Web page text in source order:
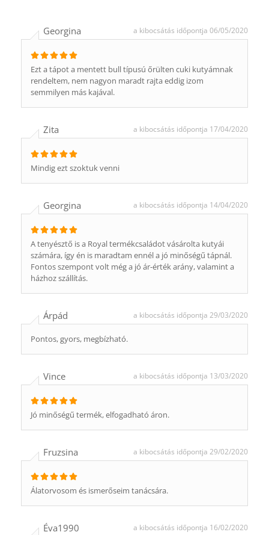
Georgina a kibocsátás időpontja 06/05/2020
Ezt a tápot a mentett bull típusú őrülten cuki kutyámnak
rendeltem, nem nagyon maradt rajta eddig izom
semmilyen más kajával.
Zita a kibocsátás időpontja 17/04/2020
Mindig ezt szoktuk venni
Georgina a kibocsátás időpontja 14/04/2020
A tenyésztő is a Royal termékcsaládot vásárolta kutyái
számára, így én is maradtam ennél a jó minőségű tápnál.
Fontos szempont volt még a jó ár-érték arány, valamint a
házhoz szállítás.
Árpád a kibocsátás időpontja 29/03/2020
Pontos, gyors, megbízható.
Vince a kibocsátás időpontja 13/03/2020
Jó minőségű termék, elfogadható áron.
Fruzsina a kibocsátás időpontja 29/02/2020
Álatorvosom és ismerőseim tanácsára.
Éva1990 a kibocsátás időpontja 16/02/2020